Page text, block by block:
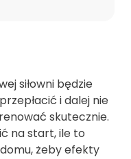
siłowni będzie
i dalej nie
skutecznie.
na start, ile to
żeby efekty